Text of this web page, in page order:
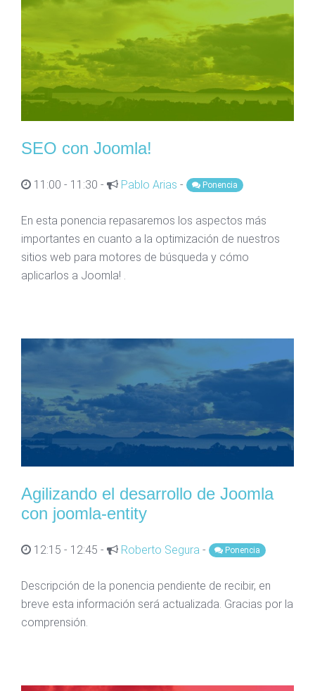
SEO con Joomla!
11:00 - 11:30 - Pablo Arias - Ponencia
En esta ponencia repasaremos los aspectos más
importantes en cuanto a la optimización de nuestros
sitios web para motores de búsqueda y cómo
aplicarlos a Joomla! .
Agilizando el desarrollo de Joomla
con joomla-entity
12:15 - 12:45 - Roberto Segura - Ponencia
Descripción de la ponencia pendiente de recibir, en
breve esta información será actualizada. Gracias por la
comprensión.